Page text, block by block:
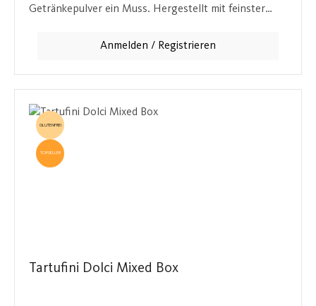
Getränkepulver ein Muss. Hergestellt mit feinster
40 Portionen bei 20 g pro 0,24 l Getränk und sorgt
Anmelden / Registrieren
GLUTENFREI
TOPSELLER
Tartufini Dolci Mixed Box